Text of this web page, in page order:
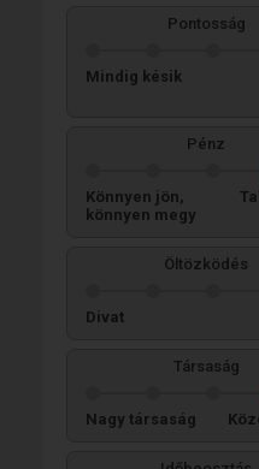
Pontosság
Mindig késik
Pénz
Könnyen jön,
könnyen megy
Öltözködés
Divat
Társaság
Nagy társaság